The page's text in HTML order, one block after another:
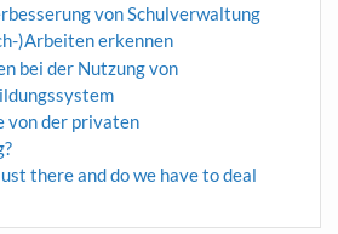
von Schulverwaltung
)Arbeiten erkennen
bei der Nutzung von
von der privaten
there and do we have to deal